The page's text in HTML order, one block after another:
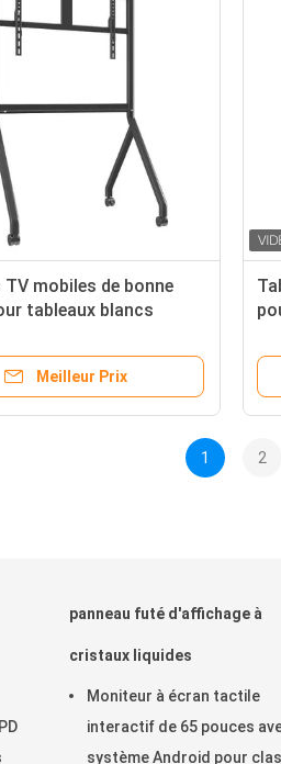
mobiles de bonne
tableaux blancs
intelligents de
86 pouces, chariot
Meilleur Prix
1 2
panneau futé d'affichage à
cristaux liquides
Moniteur à écran tactile
interactif de 65 pouces
système Android pour